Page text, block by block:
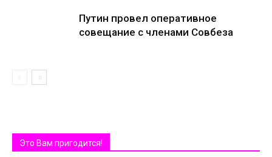
Путин провел оперативное
совещание с членами Совбеза
Это Вам пригодится!